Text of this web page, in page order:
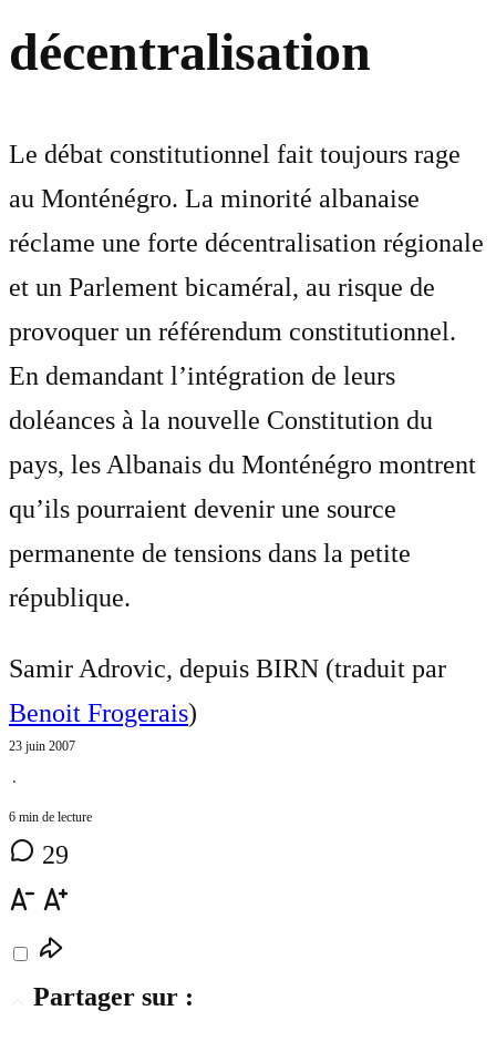
décentralisation
Le débat constitutionnel fait toujours rage
au Monténégro. La minorité albanaise
réclame une forte décentralisation régionale
et un Parlement bicaméral, au risque de
provoquer un référendum constitutionnel.
En demandant l’intégration de leurs
doléances à la nouvelle Constitution du
pays, les Albanais du Monténégro montrent
qu’ils pourraient devenir une source
permanente de tensions dans la petite
république.
Samir Adrovic, depuis BIRN (traduit par
Benoit Frogerais)
23 juin 2007
⋅
6 min de lecture
29
Partager sur :